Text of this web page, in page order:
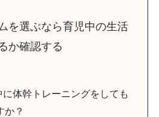
を選ぶなら育児中の生活
か確認する
に体幹トレーニングをしても
か？